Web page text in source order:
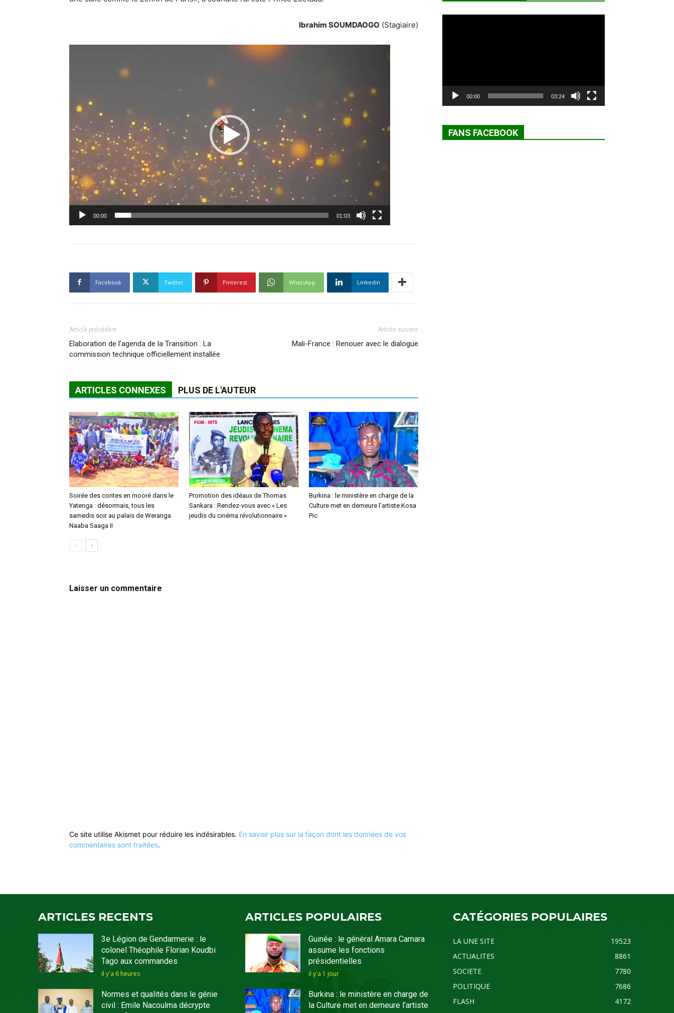
Ibrahim SOUMDAOGO (Stagiaire)
Lecteur
00:00 01:03
Facebook Twitter Pinterest WhatsApp Linkedin
Article précédent
Elaboration de l’agenda de la Transition : La
commission technique officiellement installée
Article suivant
Mali-France : Renouer avec le dialogue
ARTICLES CONNEXES PLUS DE L'AUTEUR
Soirée des contes en mooré dans le
Yatenga : désormais, tous les
samedis soir au palais de Weranga
Naaba Saaga II
Promotion des idéaux de Thomas
Sankara : Rendez-vous avec « Les
jeudis du cinéma révolutionnaire »
Burkina : le ministère en charge de la
Culture met en demeure l’artiste Kosa
Pic
Laisser un commentaire
Ce site utilise Akismet pour réduire les indésirables. En savoir plus sur la façon dont les données de vos
commentaires sont traitées.
00:00 03:24
FANS FACEBOOK
ARTICLES RECENTS
3e Légion de Gendarmerie : le
colonel Théophile Florian Koudbi
Tago aux commandes
il y'a 6 heures
Normes et qualités dans le génie
civil : Emile Nacoulma décrypte
ARTICLES POPULAIRES
Guinée : le général Amara Camara
assume les fonctions
présidentielles
il y'a 1 jour
Burkina : le ministère en charge de
la Culture met en demeure l’artiste
CATÉGORIES POPULAIRES
LA UNE SITE
19523
ACTUALITES
8861
SOCIETE
7780
POLITIQUE
7686
FLASH
4172